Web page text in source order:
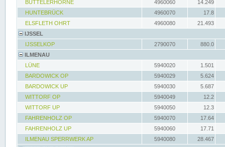
BUTTELERHÖRNE
4960060
14.249
HUNTEBRÜCK
4960070
17.8
ELSFLETH OHRT
4960080
21.493
IJSSEL
IJSSELKOP
2790070
880.0
ILMENAU
LÜNE
5940020
1.501
BARDOWICK OP
5940029
5.624
BARDOWICK UP
5940030
5.687
WITTORF OP
5940049
12.2
WITTORF UP
5940050
12.3
FAHRENHOLZ OP
5940070
17.64
FAHRENHOLZ UP
5940060
17.71
ILMENAU SPERRWERK AP
5940080
28.467